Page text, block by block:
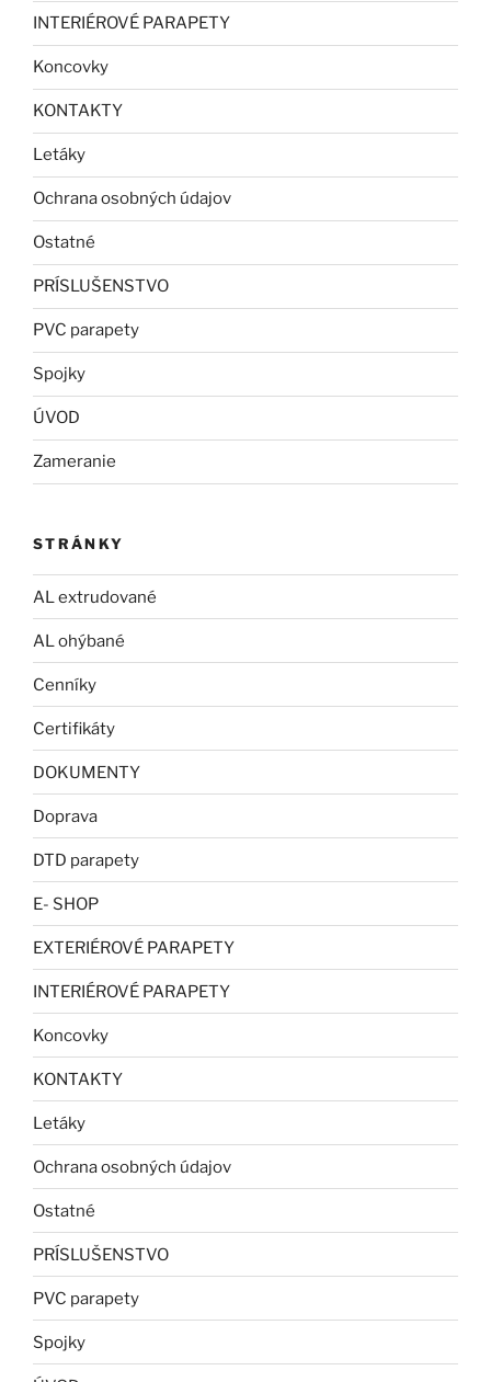
INTERIÉROVÉ PARAPETY
Koncovky
KONTAKTY
Letáky
Ochrana osobných údajov
Ostatné
PRÍSLUŠENSTVO
PVC parapety
Spojky
ÚVOD
Zameranie
STRÁNKY
AL extrudované
AL ohýbané
Cenníky
Certifikáty
DOKUMENTY
Doprava
DTD parapety
E- SHOP
EXTERIÉROVÉ PARAPETY
INTERIÉROVÉ PARAPETY
Koncovky
KONTAKTY
Letáky
Ochrana osobných údajov
Ostatné
PRÍSLUŠENSTVO
PVC parapety
Spojky